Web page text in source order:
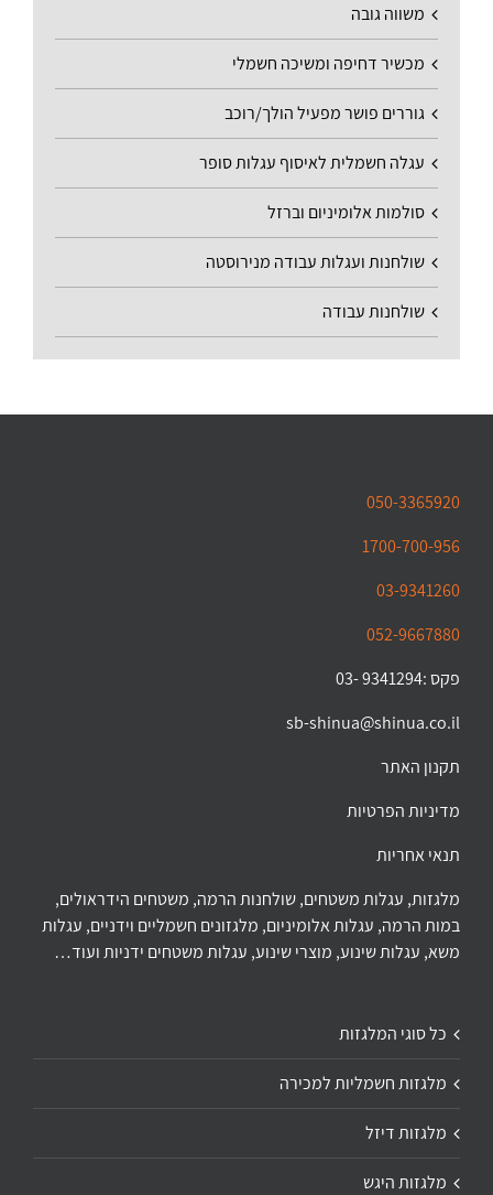
משווה גובה
מכשיר דחיפה ומשיכה חשמלי
גוררים פושר מפעיל הולך/רוכב
עגלה חשמלית לאיסוף עגלות סופר
סולמות אלומיניום וברזל
שולחנות ועגלות עבודה מנירוסטה
שולחנות עבודה
050-3365920
1700-700-956
03-9341260
052-9667880
פקס :9341294 -03
sb-shinua@shinua.co.il
תקנון האתר
מדיניות הפרטיות
תנאי אחריות
מלגזות, עגלות משטחים, שולחנות הרמה, משטחים הידראולים,
במות הרמה, עגלות אלומיניום, מלגזונים חשמליים וידניים, עגלות
משא, עגלות שינוע, מוצרי שינוע, עגלות משטחים ידניות ועוד…
כל סוגי המלגזות
מלגזות חשמליות למכירה
מלגזות דיזל
מלגזות היגש